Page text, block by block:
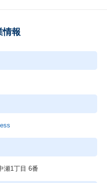
バーも同様にAIを活用し、開
に加え、全社共通のプライベ
トフォームを横断的に活用し
以外にGo、Python、Node.js
ますが、
で生成・提案してくれるた
情報
瀬1丁目 6番